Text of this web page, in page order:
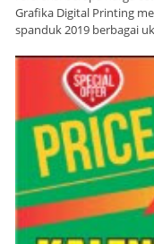
Grafika Digital Printing
spanduk 2019 berbagai